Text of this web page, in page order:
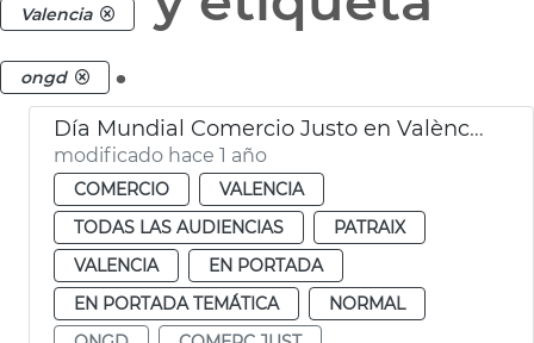
Valencia
ongd .
Día Mundial Comercio Justo en València
modificado hace 1 año
COMERCIO
VALENCIA
TODAS LAS AUDIENCIAS
PATRAIX
VALENCIA
EN PORTADA
EN PORTADA TEMÁTICA
NORMAL